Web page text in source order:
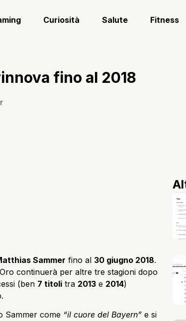
Curiosità Salute Fitness
fino al 2018
Sammer fino al 30 giugno 2018.
continuerà per altre tre stagioni dopo
(ben 7 titoli tra 2013 e 2014)
Sammer come “il cuore del Bayern” e si